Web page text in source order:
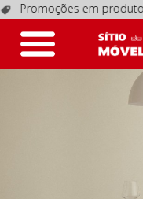
em produtos
Toggle
navigation